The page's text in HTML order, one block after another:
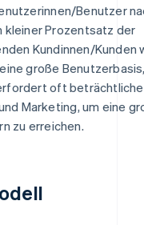
Benutzer
kleiner Prozentsatz der
Kundinnen/Kunden
große
oft beträchtliche
Marketing, um eine
zu erreichen.